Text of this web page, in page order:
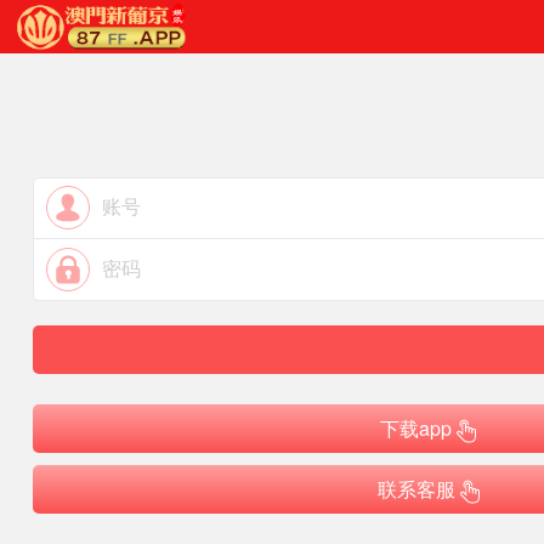
下载app
联系客服